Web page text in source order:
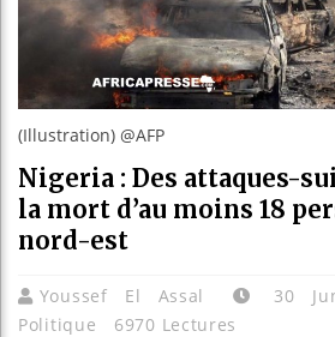
(Illustration) @AFP
Nigeria : Des attaques-
la mort d’au moins 18
nord-est
Youssef El Assal 30
Politique
6970 Lectures